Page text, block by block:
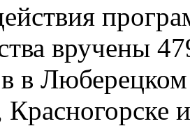
вручены
в
Красногорске